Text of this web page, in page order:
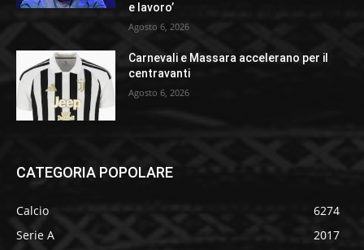
e lavoro’
Agosto 6, 2026
Carnevali e Massara accelerano per il
centravanti
Agosto 6, 2026
CATEGORIA POPOLARE
Calcio
6274
Serie A
2017